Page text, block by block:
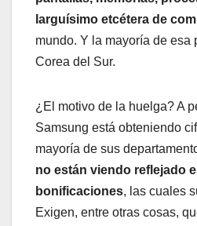
larguísimo etcétera de
mundo. Y la mayoría de esa
Corea del Sur.
¿El motivo de la huelga? A
Samsung está obteniendo
mayoría de sus
no están viendo reflejado
bonificaciones, las cuales
Exigen, entre otras cosas,